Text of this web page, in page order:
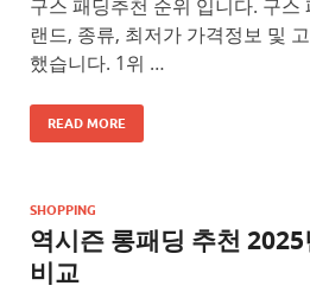
구스 패딩추천 순위 입니다. 구스
랜드, 종류, 최저가 가격정보 및
했습니다. 1위 …
READ MORE
SHOPPING
역시즌 롱패딩 추천
비교